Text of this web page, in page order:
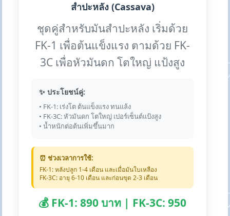
สำปะหลัง (Cassava)
ชุดคู่สำหรับมันสำปะหลัง เริ่มด้วย
FK-1 เพื่อต้นแข็งแรง ตามด้วย FK-
3C เพื่อหัวมันดก โตใหญ่ แป้งสูง
✨ ประโยชน์คู่:
• FK-1: เร่งโต ต้นแข็งแรง ทนแล้ง
• FK-3C: หัวมันดก โตใหญ่ เปอร์เซ็นต์แป้งสูง
• น้ำหนักต่อต้นเพิ่มขึ้นมาก
⏰ ช่วงเวลาการใช้:
FK-1: หลังปลูก 1-4 เดือน และเมื่อมันใบเหลือง
FK-3C: อายุ 6-10 เดือน และก่อนขุด 2-3 เดือน
💰 FK-1: 890 บาท | FK-3C: 950